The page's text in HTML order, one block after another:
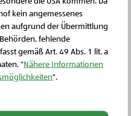
bedeutet Bio, das
gesetzliche Vorgaben
zum UrsprungBio-
unabhängigen Prüf
Bio mit Nachhaltigkeit
Sie dieses Feld
kein angemessenes
aufgrund der Übermittlung
fehlende
gemäß Art. 49 Abs. 1 lit. a
"Nähere Informationen
".